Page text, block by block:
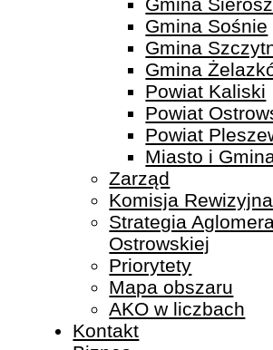
Gmina Sośnie
Gmina
Gmina
Powiat Kaliski
Powiat
Powiat
Miasto i
Zarząd
Komisja Rewizyjna
Strategia
Ostrowskiej
Priorytety
Mapa obszaru
AKO w liczbach
Kontakt